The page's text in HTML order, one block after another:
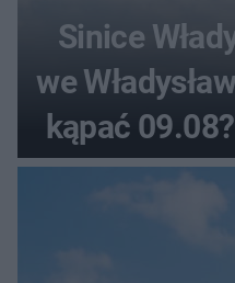
Sinice
we
kąpać